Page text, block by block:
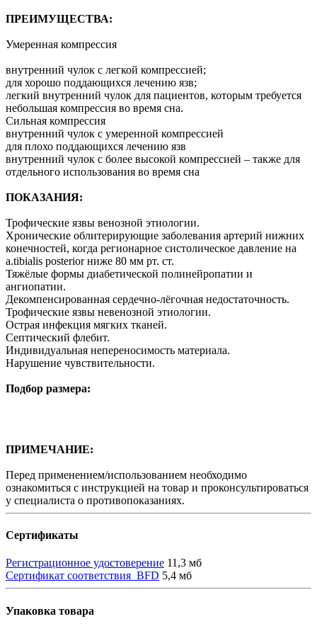
ПРЕИМУЩЕСТВА:
Умеренная компрессия
внутренний чулок с легкой компрессией;
для хорошо поддающихся лечению язв;
легкий внутренний чулок для пациентов, которым требуется
небольшая компрессия во время сна.
Сильная компрессия
внутренний чулок с умеренной компрессией
для плохо поддающихся лечению язв
внутренний чулок с более высокой компрессией – также для
отдельного использования во время сна
ПОКАЗАНИЯ:
Трофические язвы венозной этиологии.
Хронические облитерирующие заболевания артерий нижних
конечностей, когда регионарное систолическое давление на
a.tibialis posterior ниже 80 мм рт. ст.
Тяжёлые формы диабетической полинейропатии и
ангиопатии.
Декомпенсированная сердечно-лёгочная недостаточность.
Трофические язвы невенозной этиологии.
Острая инфекция мягких тканей.
Септический флебит.
Индивидуальная непереносимость материала.
Нарушение чувствительности.
Подбор размера:
ПРИМЕЧАНИЕ:
Перед применением/использованием необходимо
ознакомиться с инструкцией на товар и проконсультироваться
у специалиста о противопоказаниях.
Сертификаты
Регистрационное удостоверение 11,3 мб
Сертификат соответствия_BFD 5,4 мб
Упаковка товара